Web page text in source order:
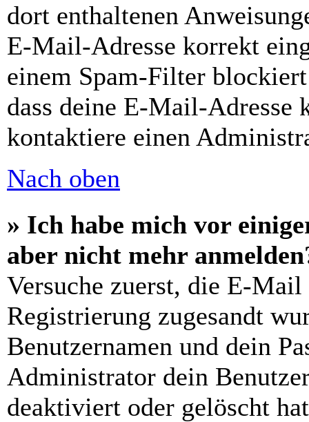
dort enthaltenen
E-Mail-Adresse korrekt
einem Spam-Filter
dass deine E-Mail-Adresse
kontaktiere einen
Nach oben
» Ich habe mich vor
aber nicht mehr
Versuche zuerst, die E-
Registrierung zugesandt
Benutzernamen und dein
Administrator dein
deaktiviert oder gelöscht